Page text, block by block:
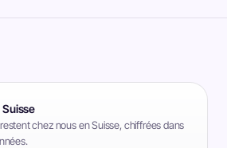
chez nous en Suisse, chiffrées dans